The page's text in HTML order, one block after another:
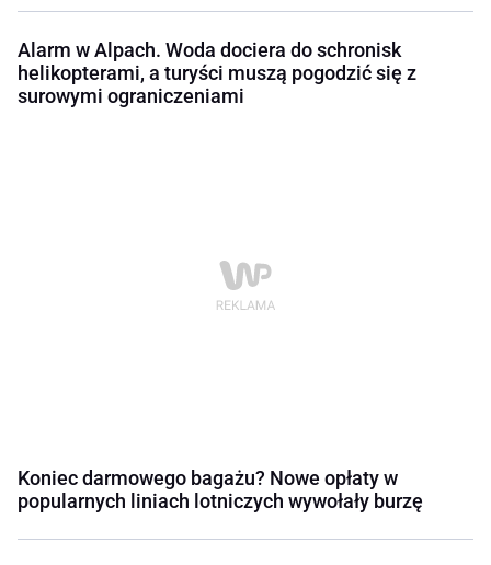
Alarm w Alpach. Woda dociera do schronisk
helikopterami, a turyści muszą pogodzić się z
surowymi ograniczeniami
Koniec darmowego bagażu? Nowe opłaty w
popularnych liniach lotniczych wywołały burzę